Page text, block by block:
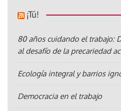
¡Tú!
80 años cuidando el trabajo:
al desafío de la precariedad
Ecología integral y barrios
Democracia en el trabajo